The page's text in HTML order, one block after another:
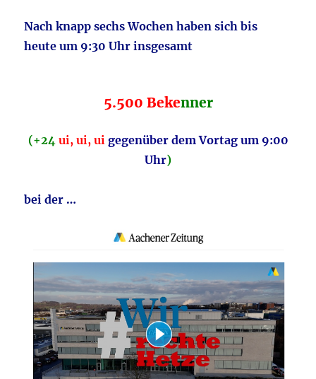
Nach knapp sechs Wochen haben sich bis
heute um 9:30 Uhr insgesamt
5.500 Bekenner
(+24 ui, ui, ui gegenüber dem Vortag um 9:00
Uhr)
bei der …